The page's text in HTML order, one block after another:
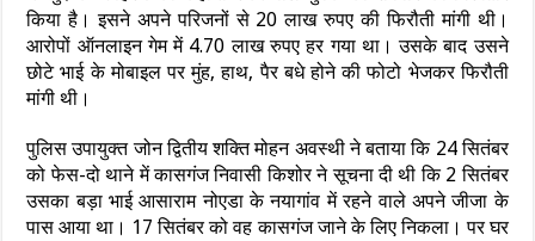
किया है। इसने अपने परिजनों से 20 लाख रुपए की फिरौती मांगी थी।
आरोपों ऑनलाइन गेम में 4.70 लाख रुपए हर गया था। उसके बाद उसने
छोटे भाई के मोबाइल पर मुंह, हाथ, पैर बधे होने की फोटो भेजकर फिरौती
मांगी थी।
पुलिस उपायुक्त जोन द्वितीय शक्ति मोहन अवस्थी ने बताया कि 24 सितंबर
को फेस-दो थाने में कासगंज निवासी किशोर ने सूचना दी थी कि 2 सितंबर
उसका बड़ा भाई आसाराम नोएडा के नयागांव में रहने वाले अपने जीजा के
पास आया था। 17 सितंबर को वह कासगंज जाने के लिए निकला। पर घर